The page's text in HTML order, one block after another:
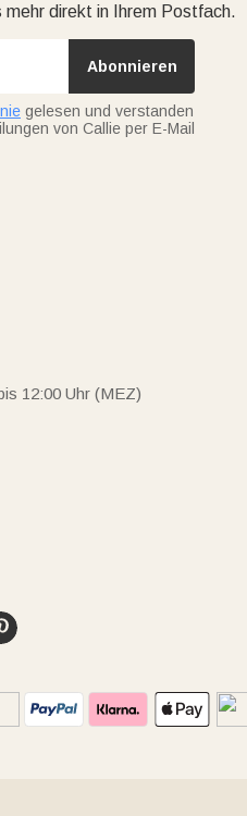
mehr direkt in Ihrem Postfach.
Abonnieren
gelesen und verstanden
von Callie per E-Mail
12:00 Uhr (MEZ)